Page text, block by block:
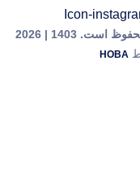
Icon-
| 2026